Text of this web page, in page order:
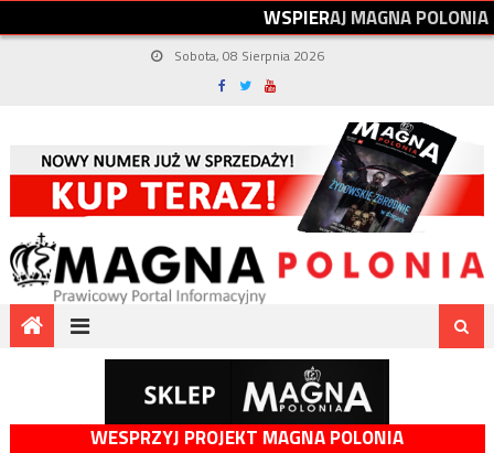
WSPIERAJMAGNAPOLONIA
Sobota, 08 Sierpnia 2026
WESPRZYJ PROJEKT MAGNA POLONIA